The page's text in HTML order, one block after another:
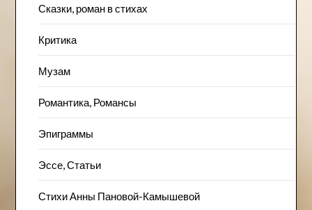
Сказки, роман в стихах
Критика
Музам
Романтика, Романсы
Эпиграммы
Эссе, Статьи
Стихи Анны Пановой-Камышевой